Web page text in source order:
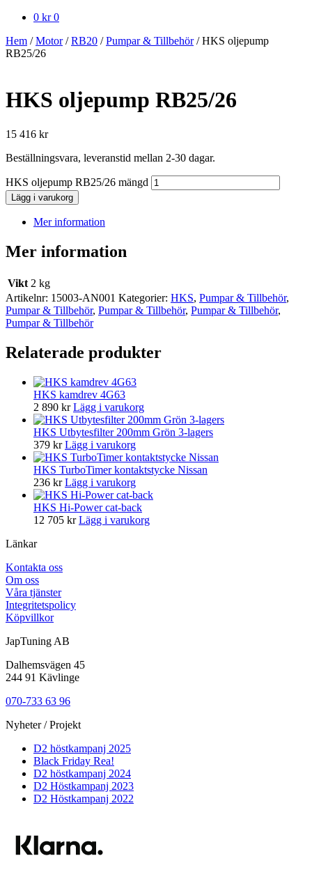
0 kr 0
Hem /Motor/RB20 /Pumpar & Tillbehör/HKS oljepump
RB25/26
HKS oljepump RB25/26
15 416 kr
Beställningsvara, leveranstid mellan 2-30 dagar.
HKS oljepump RB25/26 mängd
Lägg i varukorg
Mer information
Mer information
Vikt 2 kg
Artikelnr: 15003-AN001 Kategorier: HKS, Pumpar & Tillbehör,
Pumpar & Tillbehör, Pumpar & Tillbehör, Pumpar & Tillbehör,
Pumpar & Tillbehör
Relaterade produkter
HKS kamdrev 4G63
2 890 kr Lägg i varukorg
HKS Utbytesfilter 200mm Grön 3-lagers
379 kr Lägg i varukorg
HKS TurboTimer kontaktstycke Nissan
236 kr Lägg i varukorg
HKS Hi-Power cat-back
12 705 kr Lägg i varukorg
Länkar
Kontakta oss
Om oss
Våra tjänster
Integritetspolicy
Köpvillkor
JapTuning AB
Dalhemsvägen 45
244 91 Kävlinge
070-733 63 96
Nyheter / Projekt
D2 höstkampanj 2025
Black Friday Rea!
D2 höstkampanj 2024
D2 Höstkampanj 2023
D2 Höstkampanj 2022